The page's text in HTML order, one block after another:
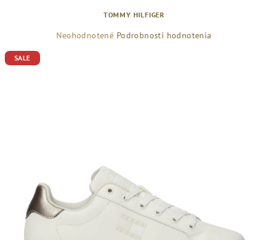
TOMMY HILFIGER
Priemerné
Neohodnotené Podrobnosti hodnotenia
SALE